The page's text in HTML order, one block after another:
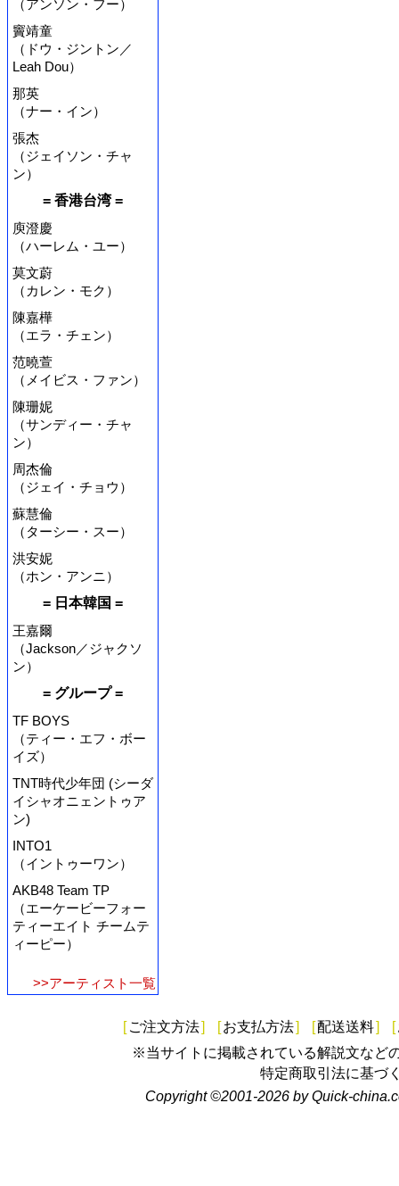
（アンソン・フー）
竇靖童
（ドウ・ジントン／
Leah Dou）
那英
（ナー・イン）
張杰
（ジェイソン・チャ
ン）
= 香港台湾 =
庾澄慶
（ハーレム・ユー）
莫文蔚
（カレン・モク）
陳嘉樺
（エラ・チェン）
范曉萱
（メイビス・ファン）
陳珊妮
（サンディー・チャ
ン）
周杰倫
（ジェイ・チョウ）
蘇慧倫
（ターシー・スー）
洪安妮
（ホン・アンニ）
= 日本韓国 =
王嘉爾
（Jackson／ジャクソ
ン）
= グループ =
TF BOYS
（ティー・エフ・ボー
イズ）
TNT時代少年団 (シーダ
イシャオニェントゥア
ン)
INTO1
（イントゥーワン）
AKB48 Team TP
（エーケービーフォー
ティーエイト チームテ
ィーピー）
>>アーティスト一覧
[ ご注文方法] [お支払方法] [配送送料] [
※当サイトに掲載されている解説文など
特定商取引法に基づ
Copyright ©2001-2026 by Quick-